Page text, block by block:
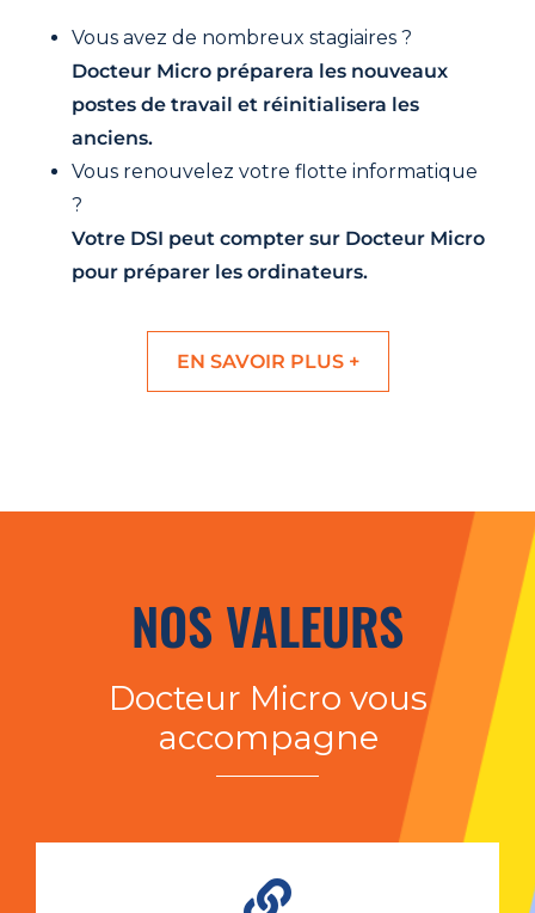
Vous avez de nombreux stagiaires ?
Docteur Micro préparera les nouveaux
postes de travail et réinitialisera les
anciens.
Vous renouvelez votre flotte informatique
?
Votre DSI peut compter sur Docteur Micro
pour préparer les ordinateurs.
EN SAVOIR PLUS +
NOS VALEURS
Docteur Micro vous
accompagne